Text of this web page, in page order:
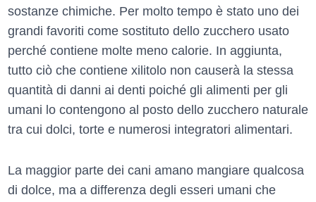
sostanze chimiche. Per molto tempo è stato uno dei
grandi favoriti come sostituto dello zucchero usato
perché contiene molte meno calorie. In aggiunta,
tutto ciò che contiene xilitolo non causerà la stessa
quantità di danni ai denti poiché gli alimenti per gli
umani lo contengono al posto dello zucchero naturale
tra cui dolci, torte e numerosi integratori alimentari.
La maggior parte dei cani amano mangiare qualcosa
di dolce, ma a differenza degli esseri umani che